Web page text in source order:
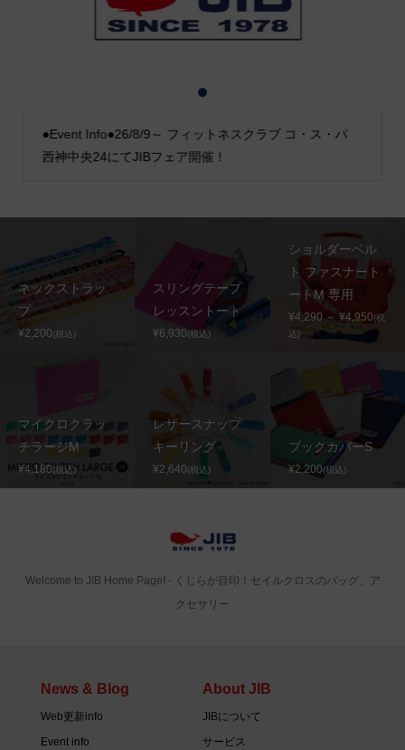
●Event Info●26/8/9～ フィットネスクラブ コ・ス・パ
西神中央24にてJIBフェア開催！
2
ネックストラッ
プ
¥2,200(税込)
スリングテープ
レッスントート
¥6,930(税込)
ショルダーベル
ト ファスナート
ートM 専用
¥4,290 ～ ¥4,950(税
込)
マイクロクラッ
チラージM
¥4,180(税込)
レザースナップ
キーリング
¥2,640(税込)
ブックカバーS
¥2,200(税込)
Welcome to JIB Home Page! ‐ くじらが目印！セイルクロスのバッグ、ア
クセサリー
News & Blog
Web更新info
Event info
About JIB
JIBについて
サービス